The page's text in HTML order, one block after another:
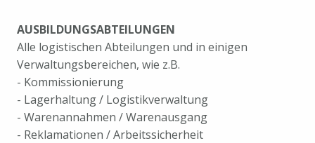
AUSBILDUNGSABTEILUNGEN
Alle logistischen Abteilungen und in einigen
Verwaltungsbereichen, wie z.B.
- Kommissionierung
- Lagerhaltung / Logistikverwaltung
- Warenannahmen / Warenausgang
- Reklamationen / Arbeitssicherheit